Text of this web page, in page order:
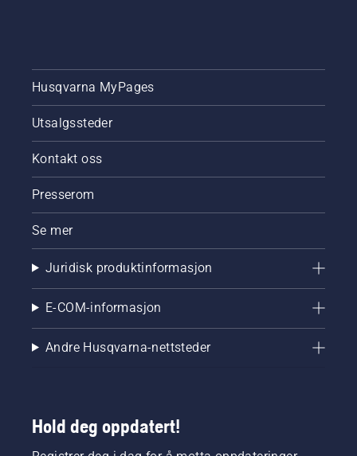
Husqvarna MyPages
Utsalgssteder
Kontakt oss
Presserom
Se mer
Juridisk produktinformasjon
E-COM-informasjon
Andre Husqvarna-nettsteder
Hold deg oppdatert!